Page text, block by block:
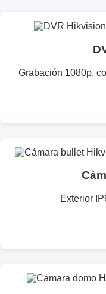
Grabación 1080p,
Exterior